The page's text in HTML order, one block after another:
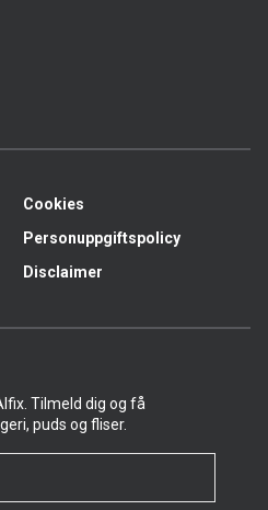
Cookies
Personuppgiftspolicy
Disclaimer
Tilmeld dig og få
puds og fliser.